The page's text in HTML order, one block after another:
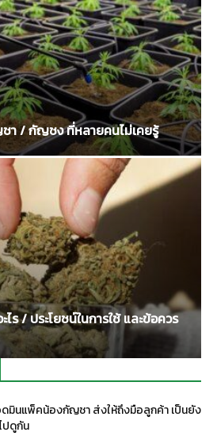
า / กัญชง ที่หลายคนไม่เคยรู้
ร / ประโยชน์ในการใช้ และข้อควร
มินแพ็คน้องกัญชา ส่งให้ถึงมือลูกค้า เป็นยัง
ปดูกัน